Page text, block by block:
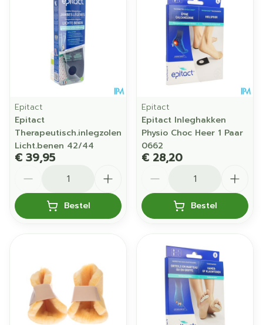
Epitact
Epitact
Therapeutisch.inlegzolen
Licht.benen 42/44
€ 39,95
Bestel
Epitact
Epitact Inleghakken
Physio Choc Heer 1 Paar
0662
€ 28,20
Bestel